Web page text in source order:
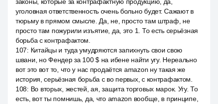
уголовная ответственность очень больно будет. Сажают в
тюрьму в прямом смысле. Да, не, просто там штраф, не
просто там пожурили изъятие, да, это 1. То есть серьёзная
борьба с контрафактом.
107: Китайцы и туда умудряются запихнуть свои свою
швани, но Фендер за 100 $ на ибене найти угу. Нереально
вот это вот то, что у нас продаётся amazon ну такая же
история, серьёзная борьба с во первых, с контрафактом.
108: Во вторых, жестей, ая, защита торговых марок. Угу. То
есть, вот ты помнишь, да, что amazon вообще, в принципе,